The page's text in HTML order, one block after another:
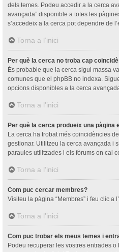
dels temes. Podeu accedir a la cerca
avançada” disponible a totes les
s’accedeix a la cerca pot dependre de
Torna a l’inici
Per què la cerca no troba cap
És probable que la cerca sigui massa
comunes que el phpBB no indexa.
opcions disponibles a la cerca
Torna a l’inici
Per què la cerca produeix una pàgina
La cerca ha trobat més coincidències
gestionar. Utilitzeu la cerca avançada i
paraules utilitzades i els fòrums on cal
Torna a l’inici
Com puc cercar membres?
Visiteu la pàgina “Membres” i feu clic a
Torna a l’inici
Com puc trobar els meus temes i
Podeu recuperar les vostres entrades o